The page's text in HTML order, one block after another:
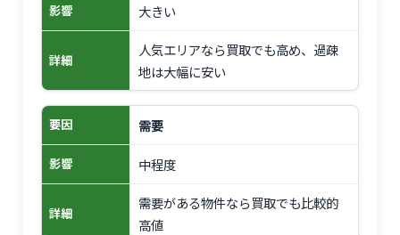
影響 大きい
詳細
人気エリアなら買取でも高め、過疎
地は大幅に安い
要因 需要
影響 中程度
詳細
需要がある物件なら買取でも比較的
高値